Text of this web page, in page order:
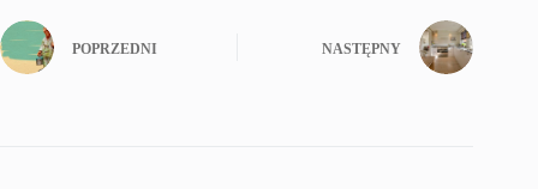
POPRZEDNI NASTĘPNY